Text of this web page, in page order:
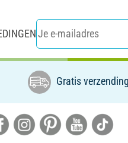
Gratis